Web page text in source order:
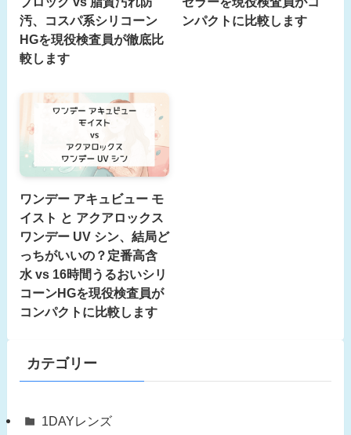
汚、コスパ系シリコーン
HGを現役検査員が徹底比
較します
ンパクトに比較します
ワンデー アキュビュー モ
イスト と アクアロックス
ワンデー UV シン、結局ど
っちがいいの？定番高含
水 vs 16時間うるおいシリ
コーンHGを現役検査員が
コンパクトに比較します
カテゴリー
1DAYレンズ